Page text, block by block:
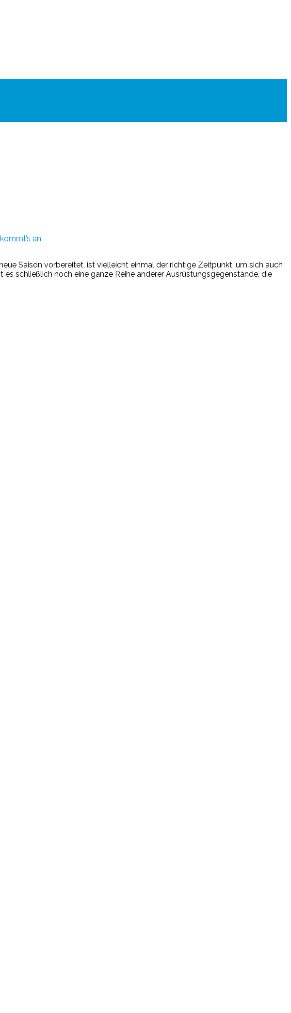
an
Saison vorbereitet, ist vielleicht einmal der richtige Zeitpunkt, um sich auch
schließlich noch eine ganze Reihe anderer Ausrüstungsgegenstände, die